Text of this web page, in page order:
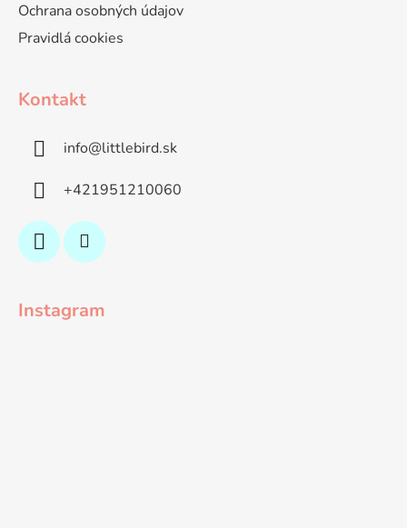
Ochrana osobných údajov
Pravidlá cookies
Kontakt
info@littlebird.sk
+421951210060
Instagram